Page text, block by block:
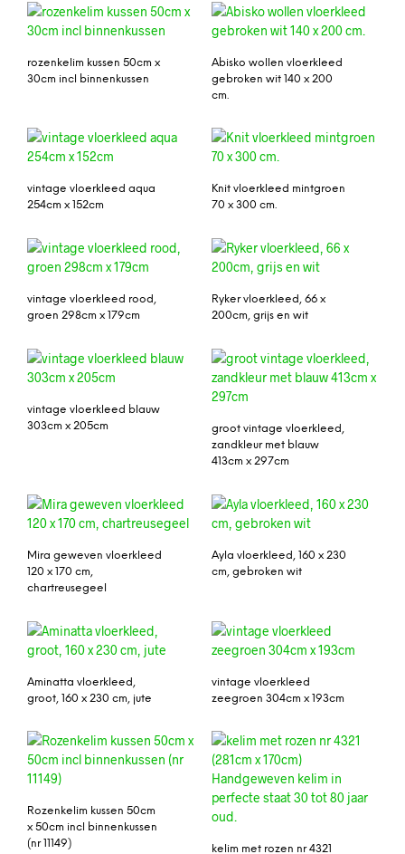
rozenkelim kussen 50cm x
30cm incl binnenkussen
Abisko wollen vloerkleed
gebroken wit 140 x 200
cm.
vintage vloerkleed aqua
254cm x 152cm
Knit vloerkleed mintgroen
70 x 300 cm.
vintage vloerkleed rood,
groen 298cm x 179cm
Ryker vloerkleed, 66 x
200cm, grijs en wit
vintage vloerkleed blauw
303cm x 205cm
groot vintage vloerkleed,
zandkleur met blauw
413cm x 297cm
Mira geweven vloerkleed
120 x 170 cm,
chartreusegeel
Ayla vloerkleed, 160 x 230
cm, gebroken wit
Aminatta vloerkleed,
groot, 160 x 230 cm, jute
vintage vloerkleed
zeegroen 304cm x 193cm
Rozenkelim kussen 50cm
x 50cm incl binnenkussen
(nr 11149)
kelim met rozen nr 4321